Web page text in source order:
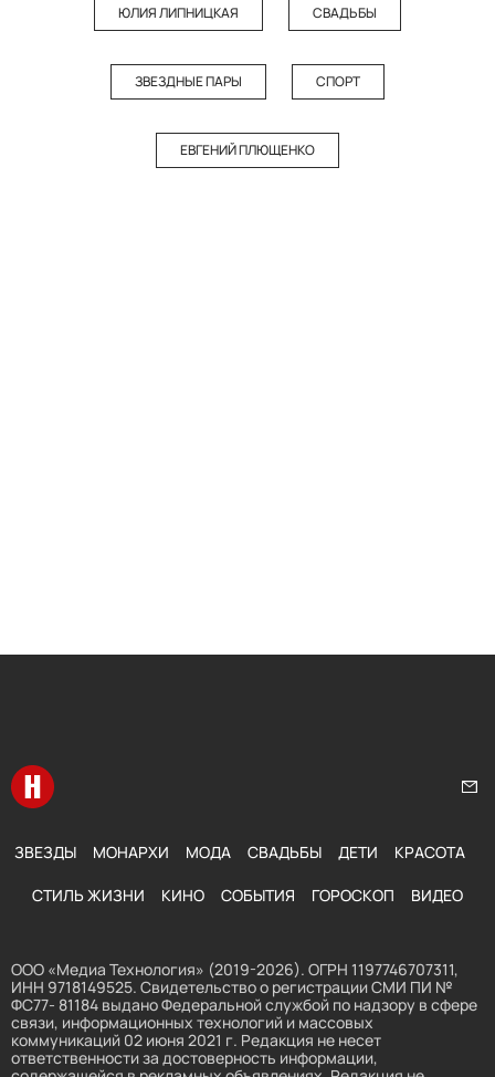
ЮЛИЯ ЛИПНИЦКАЯ СВАДЬБЫ
ЗВЕЗДНЫЕ ПАРЫ СПОРТ
ЕВГЕНИЙ ПЛЮЩЕНКО
Перейти на главную
ЗВЕЗДЫ МОНАРХИ МОДА СВАДЬБЫ ДЕТИ КРАСОТА
СТИЛЬ ЖИЗНИ КИНО СОБЫТИЯ ГОРОСКОП ВИДЕО
ООО «Медиа Технология» (2019-2026). ОГРН 1197746707311,
ИНН 9718149525. Свидетельство о регистрации СМИ ПИ №
ФС77- 81184 выдано Федеральной службой по надзору в сфере
связи, информационных технологий и массовых
коммуникаций 02 июня 2021 г. Редакция не несет
ответственности за достоверность информации,